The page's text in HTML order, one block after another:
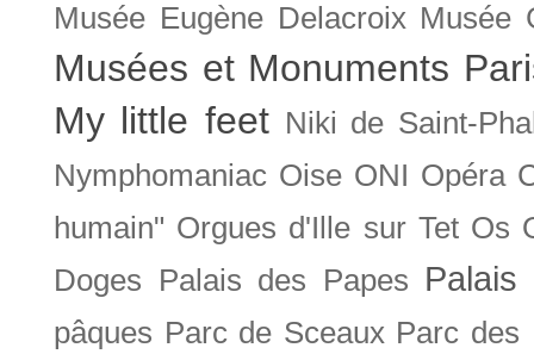
Musée Eugène Delacroix Musée
Musées et Monuments
My little feet Niki de Saint-
Nymphomaniac Oise ONI Opéra
humain" Orgues d'Ille sur Tet Os
Doges
Palais des Papes Palais
pâques Parc de Sceaux Parc des